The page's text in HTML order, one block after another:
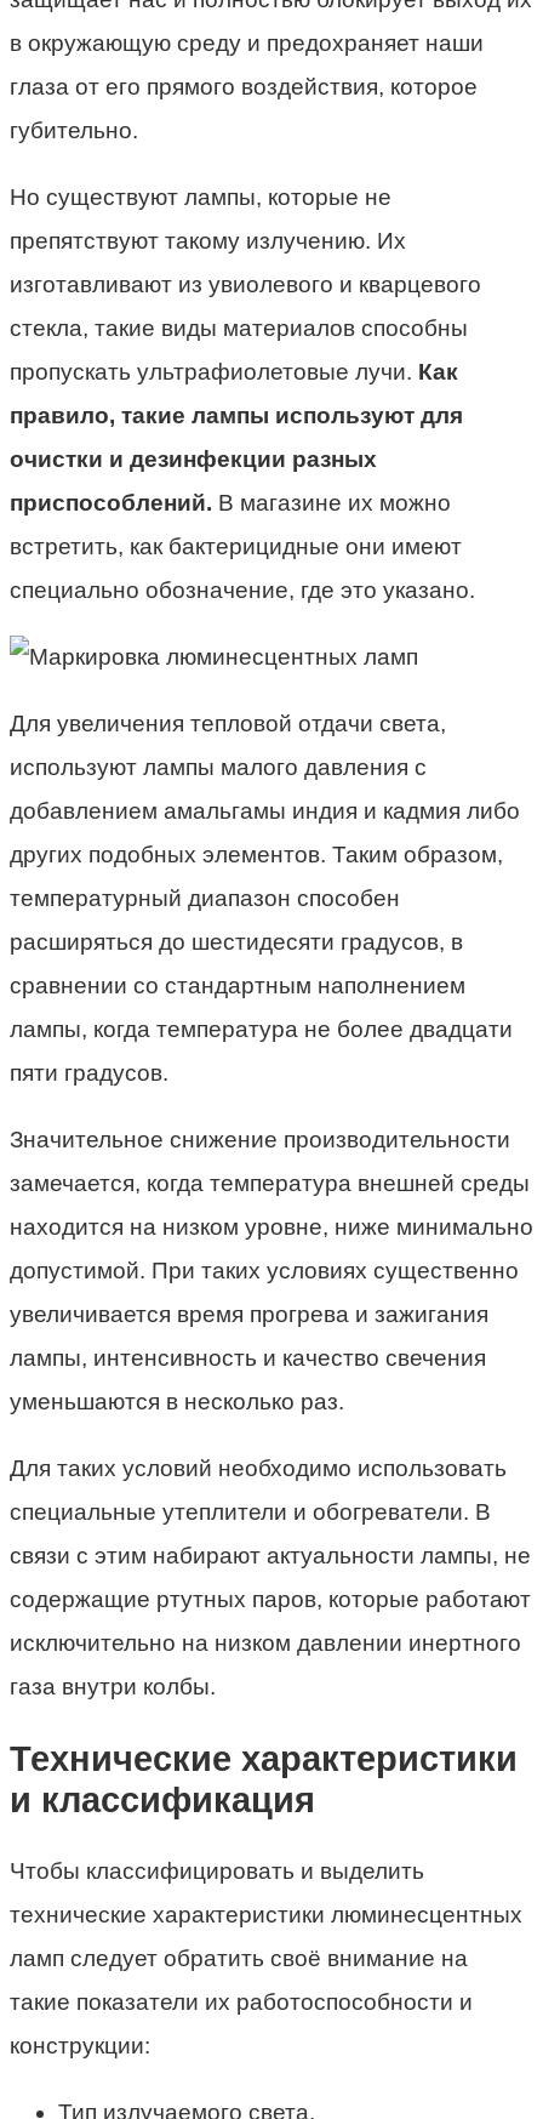
в окружающую среду и предохраняет наши
глаза от его прямого воздействия, которое
губительно.
Но существуют лампы, которые не
препятствуют такому излучению. Их
изготавливают из увиолевого и кварцевого
стекла, такие виды материалов способны
пропускать ультрафиолетовые лучи. Как
правило, такие лампы используют для
очистки и дезинфекции разных
приспособлений. В магазине их можно
встретить, как бактерицидные они имеют
специально обозначение, где это указано.
Для увеличения тепловой отдачи света,
используют лампы малого давления с
добавлением амальгамы индия и кадмия либо
других подобных элементов. Таким образом,
температурный диапазон способен
расширяться до шестидесяти градусов, в
сравнении со стандартным наполнением
лампы, когда температура не более двадцати
пяти градусов.
Значительное снижение производительности
замечается, когда температура внешней среды
находится на низком уровне, ниже минимально
допустимой. При таких условиях существенно
увеличивается время прогрева и зажигания
лампы, интенсивность и качество свечения
уменьшаются в несколько раз.
Для таких условий необходимо использовать
специальные утеплители и обогреватели. В
связи с этим набирают актуальности лампы, не
содержащие ртутных паров, которые работают
исключительно на низком давлении инертного
газа внутри колбы.
Технические характеристики
и классификация
Чтобы классифицировать и выделить
технические характеристики люминесцентных
ламп следует обратить своё внимание на
такие показатели их работоспособности и
конструкции:
Тип излучаемого света.